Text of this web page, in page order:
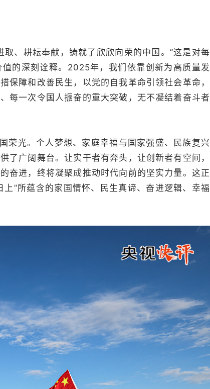
、耕耘奉献，铸就了欣欣向荣的中国。”这是对每
的深刻诠释。2025年，我们依靠创新为高质量发
保障和改善民生，以党的自我革命引领社会革命，
每一次令国人振奋的重大突破，无不凝结着奋斗者
光。个人梦想、家庭幸福与国家强盛、民族复兴
了广阔舞台。让实干者有奔头，让创新者有空间，
奋进，终将凝聚成推动时代向前的坚实力量。这正
上”所蕴含的家国情怀、民生真谛、奋进逻辑、幸福